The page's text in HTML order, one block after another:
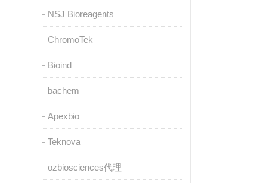
NSJ Bioreagents
ChromoTek
Bioind
bachem
Apexbio
Teknova
ozbiosciences代理